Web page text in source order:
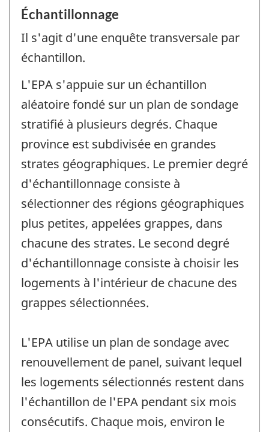
Échantillonnage
Il s'agit d'une enquête transversale par
échantillon.
L'EPA s'appuie sur un échantillon
aléatoire fondé sur un plan de sondage
stratifié à plusieurs degrés. Chaque
province est subdivisée en grandes
strates géographiques. Le premier degré
d'échantillonnage consiste à
sélectionner des régions géographiques
plus petites, appelées grappes, dans
chacune des strates. Le second degré
d'échantillonnage consiste à choisir les
logements à l'intérieur de chacune des
grappes sélectionnées.
L'EPA utilise un plan de sondage avec
renouvellement de panel, suivant lequel
les logements sélectionnés restent dans
l'échantillon de l'EPA pendant six mois
consécutifs. Chaque mois, environ le